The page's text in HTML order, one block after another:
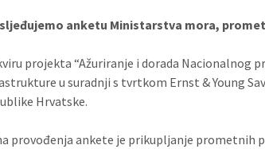
anketu Ministarstva mora,
projekta “Ažuriranje i dorada Nacionalnog
u suradnji s tvrtkom Ernst & Young
Hrvatske.
provođenja ankete je prikupljanje prometnih